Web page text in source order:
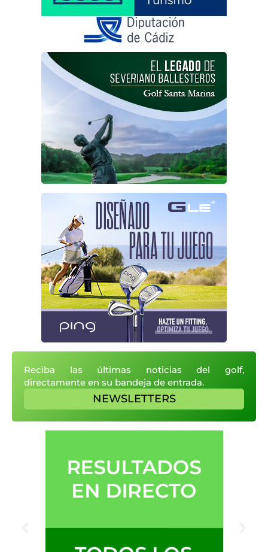
Reciba las últimas noticias del golf,
directamente en su bandeja de entrada.
NEWSLETTERS